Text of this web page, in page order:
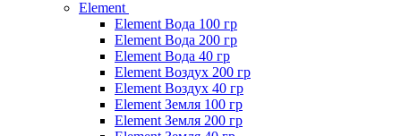
Element
Element Вода 100 гр
Element Вода 200 гр
Element Вода 40 гр
Element Воздух 200 гр
Element Воздух 40 гр
Element Земля 100 гр
Element Земля 200 гр